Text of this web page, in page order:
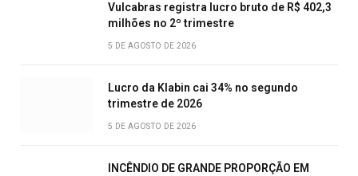
Vulcabras registra lucro bruto de R$ 402,3
milhões no 2º trimestre
5 DE AGOSTO DE 2026
Lucro da Klabin cai 34% no segundo
trimestre de 2026
5 DE AGOSTO DE 2026
INCÊNDIO DE GRANDE PROPORÇÃO EM